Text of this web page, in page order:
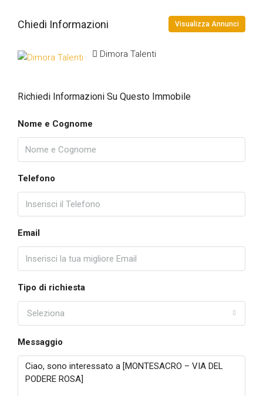
Chiedi Informazioni Visualizza Annunci
Dimora Talenti
Richiedi Informazioni Su Questo Immobile
Nome e Cognome
Telefono
Email
Tipo di richiesta
Seleziona
Messaggio